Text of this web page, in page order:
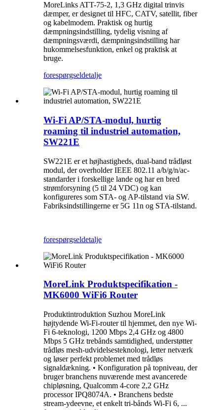
MoreLinks ATT-75-2, 1,3 GHz digital trinvis
dæmper, er designet til HFC, CATV, satellit, fiber
og kabelmodem. Praktisk og hurtig
dæmpningsindstilling, tydelig visning af
dæmpningsværdi, dæmpningsindstilling har
hukommelsesfunktion, enkel og praktisk at
bruge.
forespørgseldetalje
Wi-Fi AP/STA-modul, hurtig
roaming til industriel automation,
SW221E
SW221E er et højhastigheds, dual-band trådløst
modul, der overholder IEEE 802.11 a/b/g/n/ac-
standarder i forskellige lande og har en bred
strømforsyning (5 til 24 VDC) og kan
konfigureres som STA- og AP-tilstand via SW.
Fabriksindstillingerne er 5G 11n og STA-tilstand.
forespørgseldetalje
MoreLink Produktspecifikation -
MK6000 WiFi6 Router
Produktintroduktion Suzhou MoreLink
højtydende Wi-Fi-router til hjemmet, den nye Wi-
Fi 6-teknologi, 1200 Mbps 2,4 GHz og 4800
Mbps 5 GHz trebånds samtidighed, understøtter
trådløs mesh-udvidelsesteknologi, letter netværk
og løser perfekt problemet med trådløs
signaldækning. • Konfiguration på topniveau, der
bruger branchens nuværende mest avancerede
chipløsning, Qualcomm 4-core 2,2 GHz
processor IPQ8074A. • Branchens bedste
stream-ydeevne, et enkelt tri-bånds Wi-Fi 6, ...